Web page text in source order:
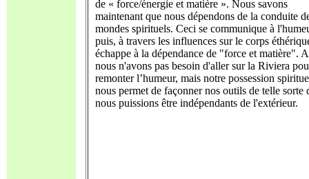
de « force/énergie et matière ». Nous savons
maintenant que nous dépendons de la conduite
mondes spirituels. Ceci se communique à
puis, à travers les influences sur le corps
échappe à la dépendance de "force et matière".
nous n'avons pas besoin d'aller sur la Riviera
remonter l’humeur, mais notre possession
nous permet de façonner nos outils de telle sorte
nous puissions être indépendants de l'extérieur.